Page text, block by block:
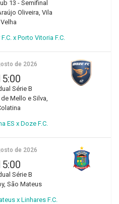
13 - Semifinal
Oliveira, Vila
Velha
x Porto Vitoria F.C.
de 2026
Série B
Mello e Silva,
ES x Doze F.C.
de 2026
Série B
São Mateus
x Linhares F.C.